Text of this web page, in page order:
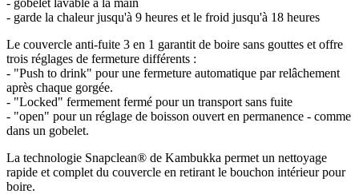
- garde la chaleur jusqu'à 9 heures et le froid jusqu'à 18 heures
Le couvercle anti-fuite 3 en 1 garantit de boire sans gouttes et offre
trois réglages de fermeture différents :
- "Push to drink" pour une fermeture automatique par relâchement
après chaque gorgée.
- "Locked" fermement fermé pour un transport sans fuite
- "open" pour un réglage de boisson ouvert en permanence - comme
dans un gobelet.
La technologie Snapclean® de Kambukka permet un nettoyage
rapide et complet du couvercle en retirant le bouchon intérieur pour
boire.